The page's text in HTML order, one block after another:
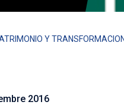
Y
2016